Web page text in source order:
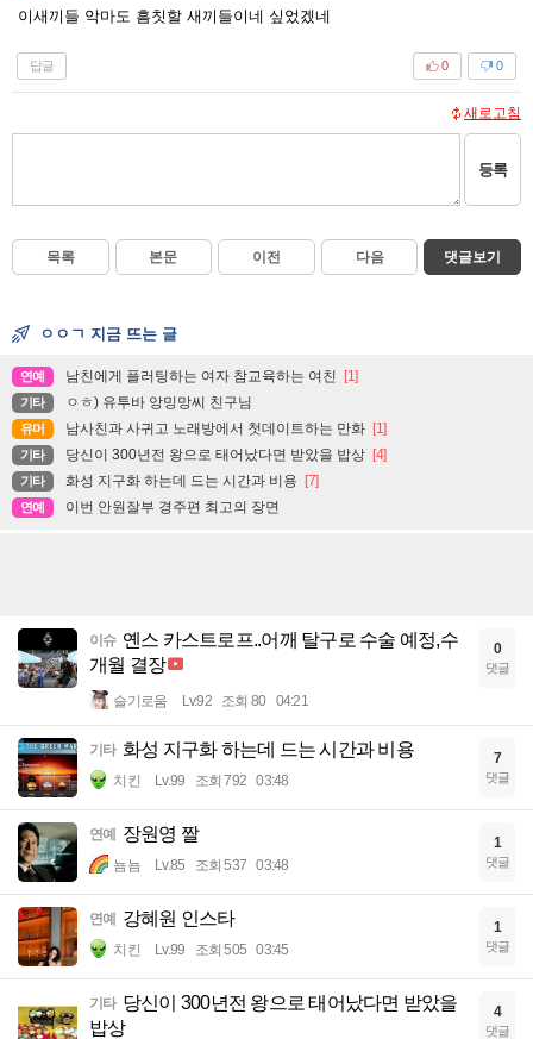
이새끼들 악마도 흠칫할 새끼들이네 싶었겠네
답글 0
0
새로고침
등록
목록 본문 이전 다음 댓글보기
ㅇㅇㄱ 지금 뜨는 글
연예 남친에게 플러팅하는 여자 참교육하는 여친 [1]
기타 ㅇㅎ) 유투바 앙밍망씨 친구님
유머 남사친과 사귀고 노래방에서 첫데이트하는 만화 [1]
기타 당신이 300년전 왕으로 태어났다면 받았을 밥상 [4]
기타 화성 지구화 하는데 드는 시간과 비용 [7]
연예 이번 안원잘부 경주편 최고의 장면
이슈 옌스 카스트로프..어깨 탈구로 수술 예정,수
개월 결장
슬기로움 Lv.92 조회 80 04:21
0
댓글
기타 화성 지구화 하는데 드는 시간과 비용
치킨 Lv.99 조회 792 03:48
7
댓글
연예 장원영 짤
뇸뇸 Lv.85 조회 537 03:48
1
댓글
연예 강혜원 인스타
치킨 Lv.99 조회 505 03:45
1
댓글
기타 당신이 300년전 왕으로 태어났다면 받았을
밥상
4
댓글